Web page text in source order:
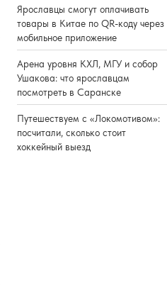
Ярославцы смогут оплачивать
товары в Китае по QR-коду через
мобильное приложение
Арена уровня КХЛ, МГУ и собор
Ушакова: что ярославцам
посмотреть в Саранске
Путешествуем с «Локомотивом»:
посчитали, сколько стоит
хоккейный выезд